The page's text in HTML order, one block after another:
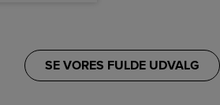
SE VORES FULDE UDVALG